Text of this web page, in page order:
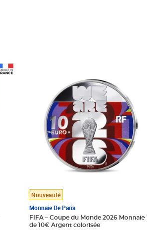
Nouveauté
Monnaie De Paris
FIFA – Coupe du Monde 2026 Monnaie
de 10€ Argent colorisée